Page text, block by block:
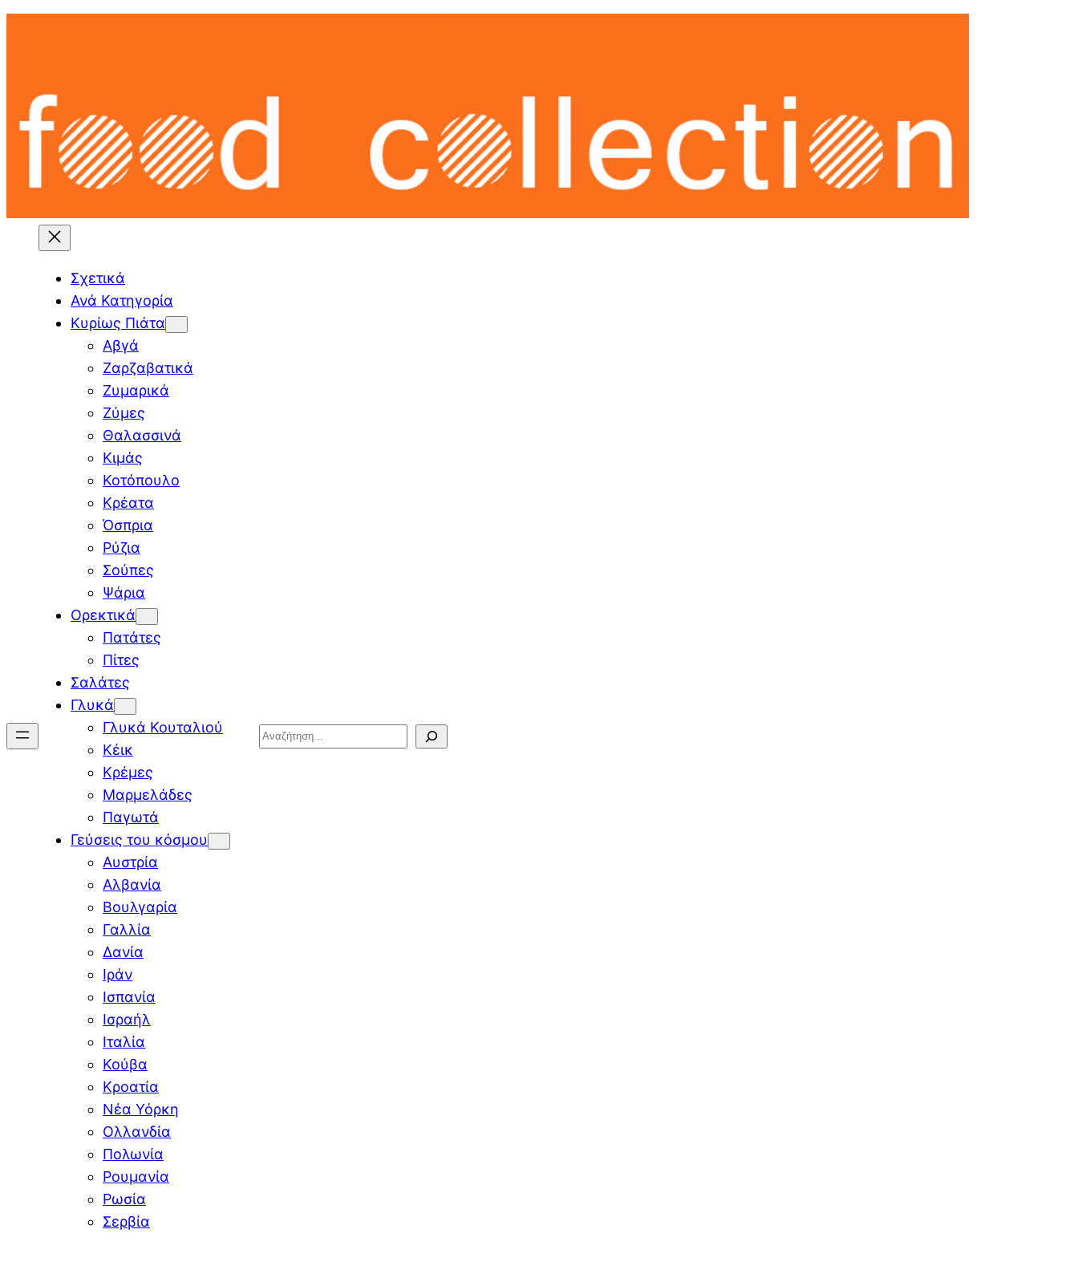
Skip
Σχετικά
Ανά Κατηγορία
Κυρίως Πιάτα
Αβγά
Ζαρζαβατικά
Ζυμαρικά
Ζύμες
Θαλασσινά
Κιμάς
Κοτόπουλο
Κρέατα
Όσπρια
Ρύζια
Σούπες
Ψάρια
Ορεκτικά
Πατάτες
Πίτες
Σαλάτες
Γλυκά
Γλυκά Κουταλιού
Κέικ
Κρέμες
Μαρμελάδες
Παγωτά
Γεύσεις του κόσμου
Αυστρία
Αλβανία
Βουλγαρία
Γαλλία
Δανία
Ιράν
Ισπανία
Ισραήλ
Ιταλία
Κούβα
Κροατία
Νέα Υόρκη
Ολλανδία
Πολωνία
Ρουμανία
Ρωσία
Σερβία
Search